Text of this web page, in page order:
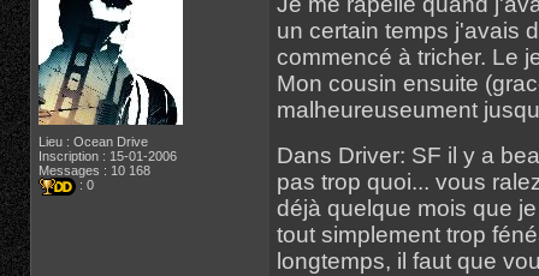
Lieu : Ocean Drive
Inscription : 15-01-2006
Messages : 10 168
: 0
un certain temps j'avais
commencé à tricher. Le
Mon cousin ensuite
malheureuseument
Dans Driver: SF il y a
pas trop quoi... vous
déjà quelque mois que
tout simplement trop
longtemps, il faut que